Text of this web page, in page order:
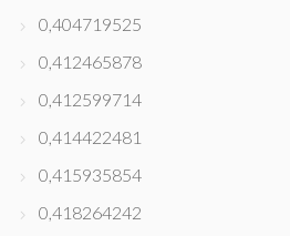
0,404719525
0,412465878
0,412599714
0,414422481
0,415935854
0,418264242